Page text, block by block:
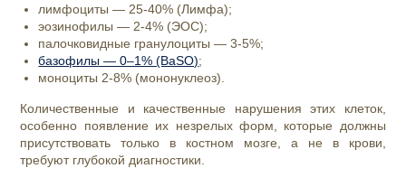
лимфоциты — 25-40% (Лимфа);
эозинофилы — 2-4% (ЭОС);
палочковидные гранулоциты — 3-5%;
базофилы — 0–1% (BaSO);
моноциты 2-8% (мононуклеоз).
Количественные и качественные нарушения этих клеток,
особенно появление их незрелых форм, которые должны
присутствовать только в костном мозге, а не в крови,
требуют глубокой диагностики.